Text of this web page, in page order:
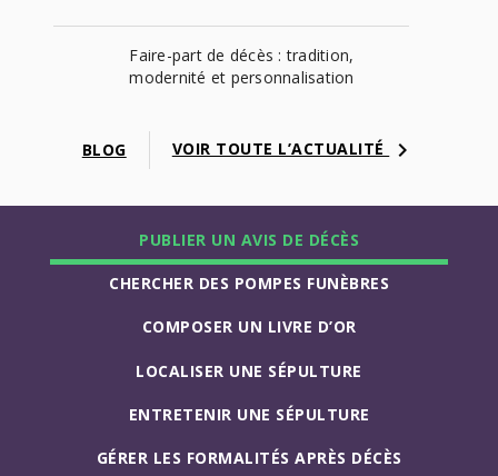
Faire-part de décès : tradition,
modernité et personnalisation
BLOG VOIR TOUTE L’ACTUALITÉ keyboard_arrow_right
PUBLIER UN AVIS DE DÉCÈS
CHERCHER DES POMPES FUNÈBRES
COMPOSER UN LIVRE D’OR
LOCALISER UNE SÉPULTURE
ENTRETENIR UNE SÉPULTURE
GÉRER LES FORMALITÉS APRÈS DÉCÈS